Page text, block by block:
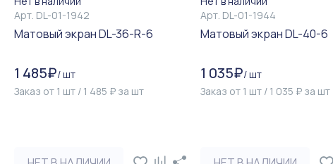
Арт. DL-01-1942
Матовый экран DL-36-R-6
1 485₽/шт
Заказ от 1 шт / 1 485 ₽ за шт
Арт. DL-01-1944
Матовый экран DL-40-6
1 035₽/шт
Заказ от 1 шт / 1 035 ₽ за шт